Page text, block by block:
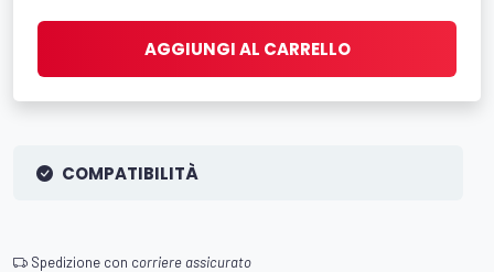
AGGIUNGI AL CARRELLO
COMPATIBILITÀ
Spedizione con corriere assicurato